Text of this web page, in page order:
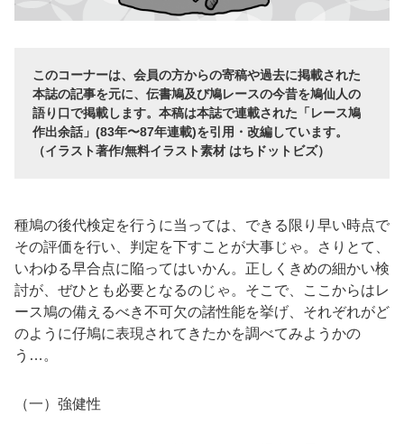
このコーナーは、会員の方からの寄稿や過去に掲載された
本誌の記事を元に、伝書鳩及び鳩レースの今昔を鳩仙人の
語り口で掲載します。本稿は本誌で連載された「レース鳩
作出余話」(83年〜87年連載)を引用・改編しています。
（イラスト著作/無料イラスト素材 はちドットビズ）
種鳩の後代検定を行うに当っては、できる限り早い時点で
その評価を行い、判定を下すことが大事じゃ。さりとて、
いわゆる早合点に陥ってはいかん。正しくきめの細かい検
討が、ぜひとも必要となるのじゃ。そこで、ここからはレ
ース鳩の備えるべき不可欠の諸性能を挙げ、それぞれがど
のように仔鳩に表現されてきたかを調べてみようかの
う…。
（一）強健性